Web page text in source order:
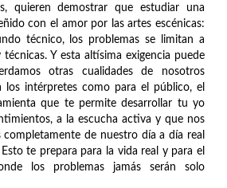
quieren demostrar que estudiar una
con el amor por las artes escénicas:
técnico, los problemas se limitan a
técnicas. Y esta altísima exigencia puede
otras cualidades de nosotros
los intérpretes como para el público, el
que te permite desarrollar tu yo
a la escucha activa y que nos
completamente de nuestro día a día real
te prepara para la vida real y para el
los problemas jamás serán solo